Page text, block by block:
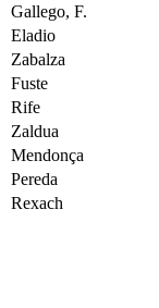
Gallego, F.
Eladio
Zabalza
Fuste
Rife
Zaldua
Mendonça
Pereda
Rexach